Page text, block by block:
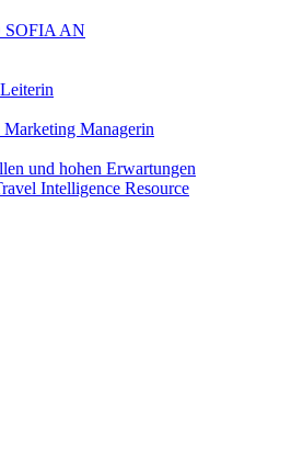
AN
Managerin
und hohen Erwartungen
Intelligence Resource